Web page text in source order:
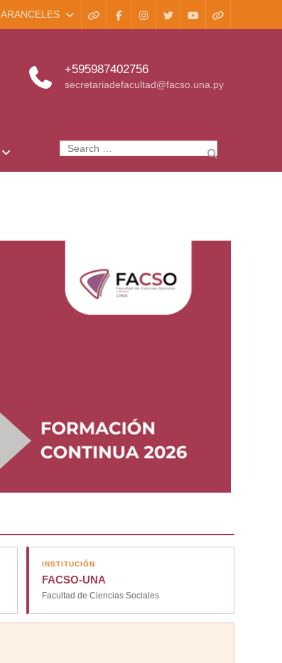
ARANCELES
+595987402756
secretariadefacultad@facso.una.py
INSTITUCIÓN
FACSO-UNA
Facultad de Ciencias Sociales